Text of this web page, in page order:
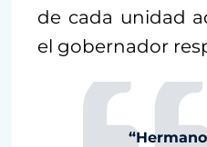
de cada unidad
el gobernador